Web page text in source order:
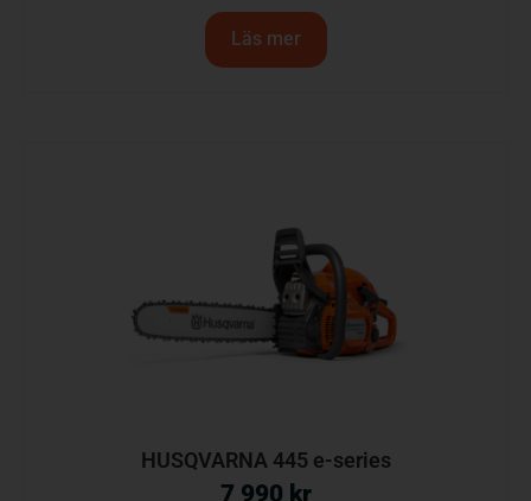
Läs mer
HUSQVARNA 445 e-series
7 990 kr